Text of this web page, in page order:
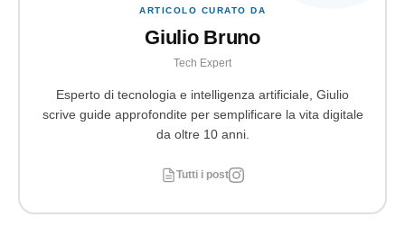
ARTICOLO CURATO DA
Giulio Bruno
Tech Expert
Esperto di tecnologia e intelligenza artificiale, Giulio
scrive guide approfondite per semplificare la vita digitale
da oltre 10 anni.
Tutti i post